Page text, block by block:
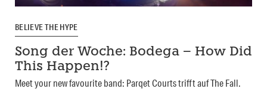
BELIEVE THE HYPE
Song der Woche: Bodega – How Did
This Happen!?
Meet your new favourite band: Parqet Courts trifft auf The Fall.